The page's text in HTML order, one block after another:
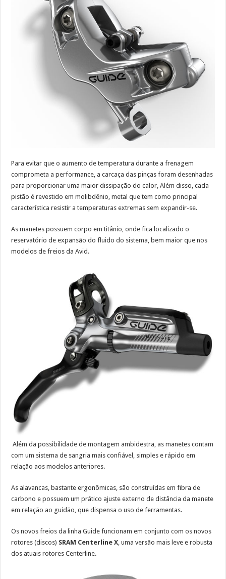
Para evitar que o aumento de temperatura durante a frenagem
comprometa a performance, a carcaça das pinças foram desenhadas
para proporcionar uma maior dissipação do calor, Além disso, cada
pistão é revestido em molibdênio, metal que tem como principal
característica resistir a temperaturas extremas sem expandir-se.
As manetes possuem corpo em titânio, onde fica localizado o
reservatório de expansão do fluido do sistema, bem maior que nos
modelos de freios da Avid.
Além da possibilidade de montagem ambidestra, as manetes contam
com um sistema de sangria mais confiável, simples e rápido em
relação aos modelos anteriores.
As alavancas, bastante ergonômicas, são construídas em fibra de
carbono e possuem um prático ajuste externo de distância da manete
em relação ao guidão, que dispensa o uso de ferramentas.
Os novos freios da linha Guide funcionam em conjunto com os novos
rotores (discos) SRAM Centerline X , uma versão mais leve e robusta
dos atuais rotores Centerline.